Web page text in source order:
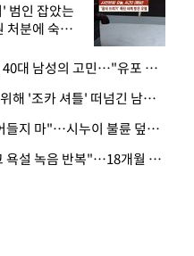
범인 잡았는
분에 숙박업
· 직장 불륜 발각된 40대 남성의 고민…"유포 동료 명예훼손·협박죄 고소 가능할까"
· 재취업한 시누이 위해 '조카 셔틀' 떠넘긴 남편…아내 "난 못한다"
· "남의 가정사 끼어들지 마"…시누이 불륜 덮으려는 남편에 억울한 아내
· "현관문 걷어차고 욕설 녹음 반복"…18개월 아기 키우는 집 뒤흔든 '앞집의 비극'